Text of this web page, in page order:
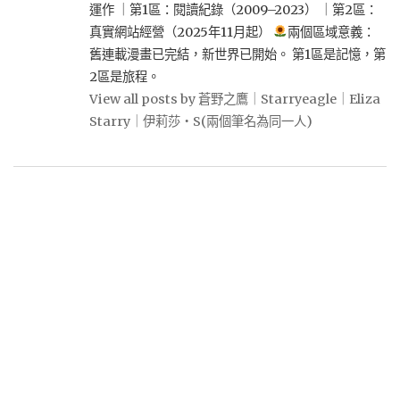
運作 ｜第1區：閱讀紀錄（2009–2023） ｜第2區：
真實網站經營（2025年11月起）
兩個區域意義：
舊連載漫畫已完結，新世界已開始。 第1區是記憶，第
2區是旅程。
View all posts by 蒼野之鷹｜Starryeagle｜Eliza
Starry｜伊莉莎・S(兩個筆名為同一人)